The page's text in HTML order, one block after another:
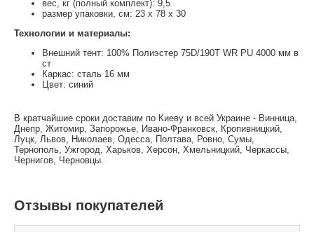
вес, кг (полный комплект): 9,5
размер упаковки, см: 23 x 78 x 30
Технологии и материалы:
Внешний тент: 100% Полиэстер 75D/190T WR PU 4000 мм в
ст
Каркас: сталь 16 мм
Цвет: синий
В кратчайшие сроки доставим по Киеву и всей Украине - Винница,
Днепр, Житомир, Запорожье, Ивано-Франковск, Кропивницкий,
Луцк, Львов, Николаев, Одесса, Полтава, Ровно, Сумы,
Тернополь, Ужгород, Харьков, Херсон, Хмельницкий, Черкассы,
Чернигов, Черновцы.
Отзывы покупателей